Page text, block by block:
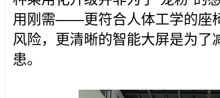
用刚需——更符合人体工学的座
风险，更清晰的智能大屏是为
患。